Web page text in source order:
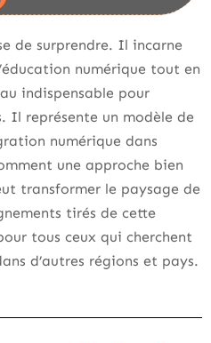
de surprendre. Il incarne
numérique tout en
indispensable pour
Il représente un modèle de
numérique dans
une approche bien
transformer le paysage de
tirés de cette
tous ceux qui cherchent
d’autres régions et pays.